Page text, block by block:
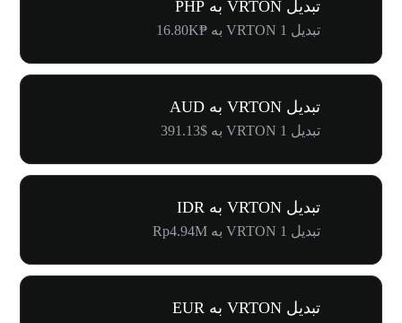
تبدیل VRTON به PHP
تبدیل 1 VRTON به ₱16.80K
تبدیل VRTON به AUD
تبدیل 1 VRTON به $391.13
تبدیل VRTON به IDR
تبدیل 1 VRTON به Rp4.94M
تبدیل VRTON به EUR